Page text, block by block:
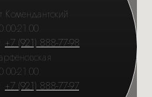
Комендантский
21.00
+7 (921) 888-77-98
21.00
+7 (921) 888-77-97